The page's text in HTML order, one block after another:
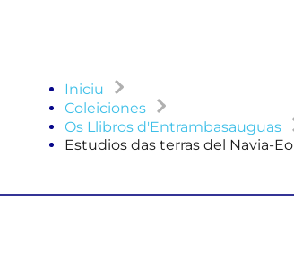
Iniciu
Coleiciones
Os Llibros d'Entrambasauguas
Estudios das terras del Navia-Eo